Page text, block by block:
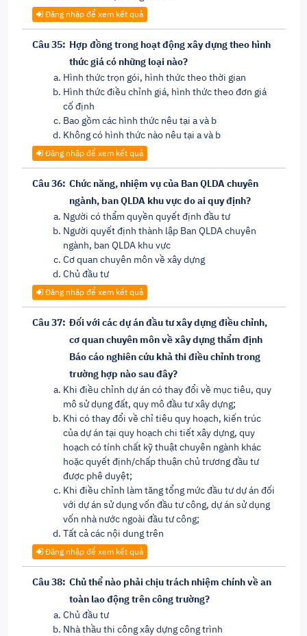
Đăng nhập để xem kết quả
Câu 35: Hợp đồng trong hoạt động xây dựng theo hình
thức giá có những loại nào?
Hình thức trọn gói, hình thức theo thời gian
Hình thức điều chỉnh giá, hình thức theo đơn giá
cố định
Bao gồm các hình thức nêu tại a và b
Không có hình thức nào nêu tại a và b
Đăng nhập để xem kết quả
Câu 36: Chức năng, nhiệm vụ của Ban QLDA chuyên
ngành, ban QLDA khu vực do ai quy định?
Người có thẩm quyền quyết định đầu tư
Người quyết định thành lập Ban QLDA chuyên
ngành, ban QLDA khu vực
Cơ quan chuyên môn về xây dựng
Chủ đầu tư
Đăng nhập để xem kết quả
Câu 37: Đối với các dự án đầu tư xây dựng điều chỉnh,
cơ quan chuyên môn về xây dựng thẩm định
Báo cáo nghiên cứu khả thi điều chỉnh trong
trường hợp nào sau đây?
Khi điều chỉnh dự án có thay đổi về mục tiêu, quy
mô sử dụng đất, quy mô đầu tư xây dựng;
Khi có thay đổi về chỉ tiêu quy hoạch, kiến trúc
của dự án tại quy hoạch chi tiết xây dựng, quy
hoạch có tính chất kỹ thuật chuyên ngành khác
hoặc quyết định/chấp thuận chủ trương đầu tư
được phê duyệt;
Khi điều chỉnh làm tăng tổng mức đầu tư dự án đối
với dự án sử dụng vốn đầu tư công, dự án sử dụng
vốn nhà nước ngoài đầu tư công;
Tất cả các nội dung trên
Đăng nhập để xem kết quả
Câu 38: Chủ thể nào phải chịu trách nhiệm chính về an
toàn lao động trên công trường?
Chủ đầu tư
Nhà thầu thi công xây dựng công trình